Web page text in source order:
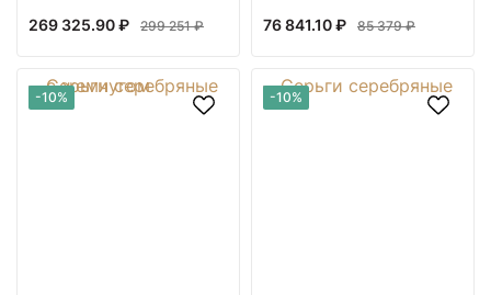
269 325.90 ₽ 299 251 ₽ 76 841.10 ₽ 85 379 ₽
-10% -10%